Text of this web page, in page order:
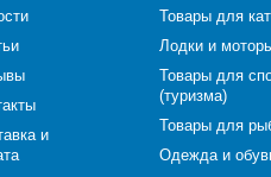
и
Товары для
Лодки и
Товары для
(туризма)
Товары для
Одежда и